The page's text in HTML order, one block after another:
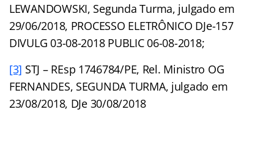
LEWANDOWSKI, Segunda Turma, julgado em
29/06/2018, PROCESSO ELETRÔNICO DJe-157
DIVULG 03-08-2018 PUBLIC 06-08-2018;
[3] STJ – REsp 1746784/PE, Rel. Ministro OG
FERNANDES, SEGUNDA TURMA, julgado em
23/08/2018, DJe 30/08/2018